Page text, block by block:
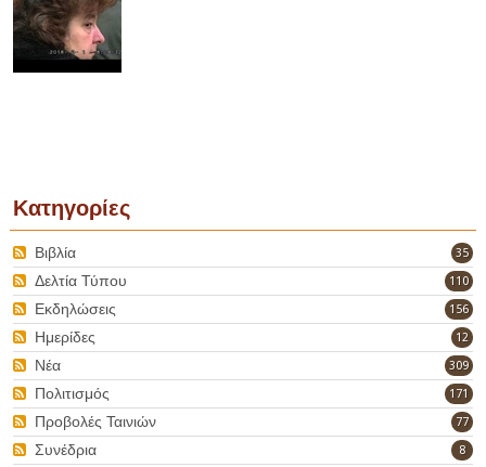
Κατηγορίες
35
Βιβλία
110
Δελτία Τύπου
156
Εκδηλώσεις
12
Ημερίδες
309
Νέα
171
Πολιτισμός
77
Προβολές Ταινιών
8
Συνέδρια